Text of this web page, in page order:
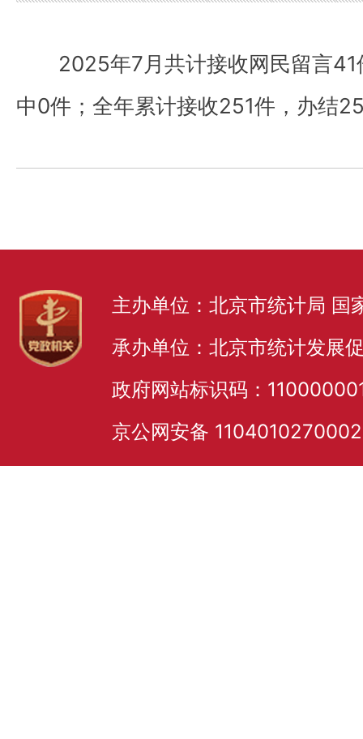
2025年7月共计接收网民留言
中0件；全年累计接收251件，办结
主办单位：北京市统计局 国
承办单位：北京市统计发展
政府网站标识码：
京公网安备